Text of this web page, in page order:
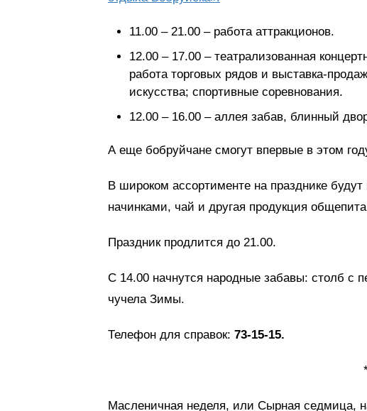
11.00 – 21.00 – работа аттракционов.
12.00 – 17.00 – театрализованная
работа торговых рядов и выставка-
искусства; спортивные соревнования.
12.00 – 16.00 – аллея забав, блинный
А еще бобруйчане смогут впервые в этом
В широком ассортименте на празднике
начинками, чай и другая продукция
Праздник продлится до 21.00.
С 14.00 начнутся народные забавы: столб с
чучела Зимы.
Телефон для справок: 73-15-15.
Масленичная неделя, или Сырная седмица,